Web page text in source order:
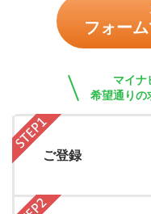
フォー
マイナ
希望通りの
ご登録